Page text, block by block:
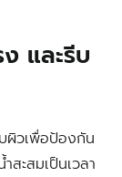
และรีบ
ผิวเพื่อป้องกัน
สะสมเป็นเวลา